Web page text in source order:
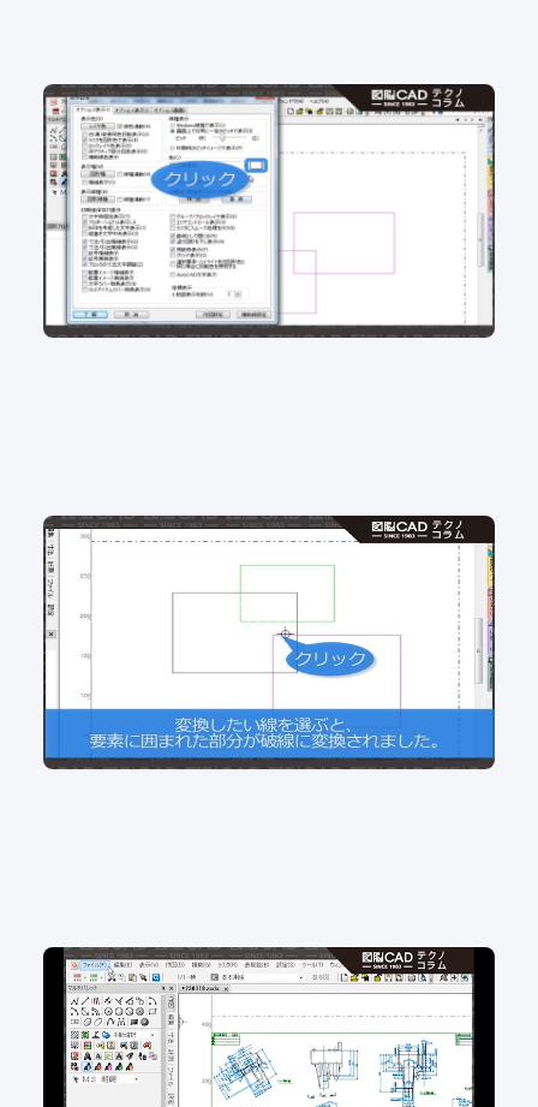
No.102 図面の背景色 白派？黒派？ 背景色をカ
ンタン変更
2D CAD
No.101 組み図を書かれる方必見！隠線処理の効率
アップ！
No.100 白紙？実は要素が隠れてるかも？図面内の
要素数を確認！
2D CAD